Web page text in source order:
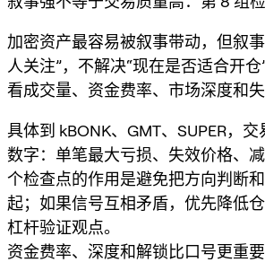
加密资产最容易被叙事带动，但叙
人关注”，不解决“现在是否适合开
看成交量、资金费率、市场深度和失
具体到 kBONK、GMT、SUPER，
数字：单笔最大亏损、失效价格、
个检查点的作用是避免把方向判断
起；如果信号互相矛盾，优先降低
杠杆验证观点。
资金费率、深度和解锁比口号更重